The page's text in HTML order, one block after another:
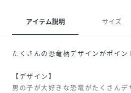
アイテム説明 サイズ
たくさんの恐竜柄デザインがポイ
【デザイン】
男の子が大好きな恐竜がたくさん